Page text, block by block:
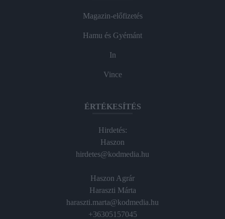
Magazin-előfizetés
Hamu és Gyémánt
In
Vince
ÉRTÉKESÍTÉS
Hirdetés:
Haszon
hirdetes@kodmedia.hu
Haszon Agrár
Haraszti Márta
haraszti.marta@kodmedia.hu
+36305157045